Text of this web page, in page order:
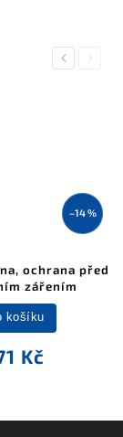
Previous
Tepelná
Next